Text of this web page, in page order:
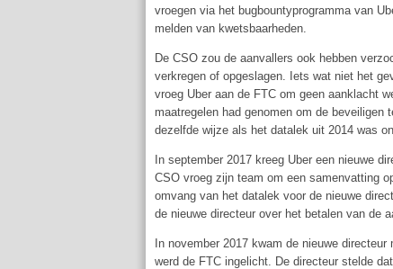
vroegen via het bugbountyprogramma van
melden van kwetsbaarheden.
De CSO zou de aanvallers ook hebben
verkregen of opgeslagen. Iets wat niet het
vroeg Uber aan de FTC om geen aanklacht
maatregelen had genomen om de
dezelfde wijze als het datalek uit 2014 was
In september 2017 kreeg Uber een nieuwe
CSO vroeg zijn team om een samenvatting
omvang van het datalek voor de nieuwe
de nieuwe directeur over het betalen van de
In november 2017 kwam de nieuwe
werd de FTC ingelicht. De directeur stelde